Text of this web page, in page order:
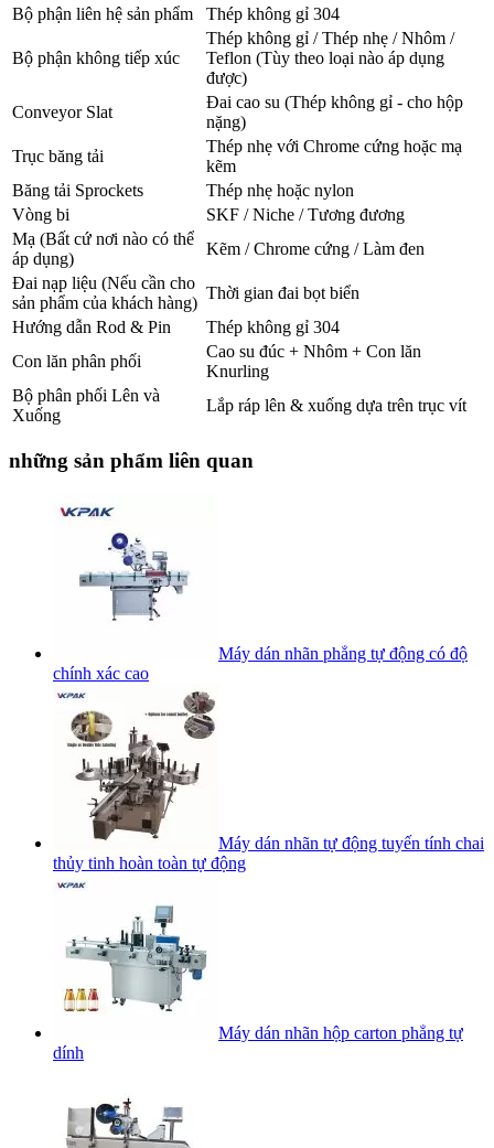
Bộ phận liên hệ sản phẩm
Thép không gỉ 304
Bộ phận không tiếp xúc
Thép không gỉ / Thép nhẹ / Nhôm /
Teflon (Tùy theo loại nào áp dụng
được)
Conveyor Slat
Đai cao su (Thép không gỉ - cho hộp
nặng)
Trục băng tải
Thép nhẹ với Chrome cứng hoặc mạ
kẽm
Băng tải Sprockets
Thép nhẹ hoặc nylon
Vòng bi
SKF / Niche / Tương đương
Mạ (Bất cứ nơi nào có thể
áp dụng)
Kẽm / Chrome cứng / Làm đen
Đai nạp liệu (Nếu cần cho
sản phẩm của khách hàng)
Thời gian đai bọt biển
Hướng dẫn Rod & Pin
Thép không gỉ 304
Con lăn phân phối
Cao su đúc + Nhôm + Con lăn
Knurling
Bộ phân phối Lên và
Xuống
Lắp ráp lên & xuống dựa trên trục vít
những sản phẩm liên quan
Máy dán nhãn phẳng tự động có độ
chính xác cao
Máy dán nhãn tự động tuyến tính chai
thủy tinh hoàn toàn tự động
Máy dán nhãn hộp carton phẳng tự
dính